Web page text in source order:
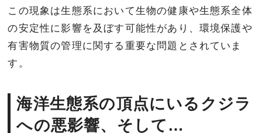
この現象は生態系において生物の健康や生態系全体
の安定性に影響を及ぼす可能性があり、環境保護や
有害物質の管理に関する重要な問題とされていま
す。
海洋生態系の頂点にいるクジラ
への悪影響、そして…